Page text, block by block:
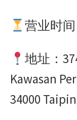
营业时
地址：
Kawasan
34000